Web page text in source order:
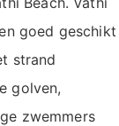
goed geschikt
strand
golven,
zwemmers